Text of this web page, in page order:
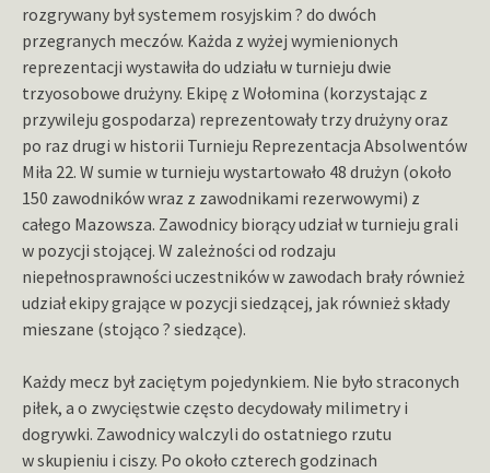
rozgrywany był systemem rosyjskim ? do dwóch
przegranych meczów. Każda z wyżej wymienionych
reprezentacji wystawiła do udziału w turnieju dwie
trzyosobowe drużyny. Ekipę z Wołomina (korzystając z
przywileju gospodarza) reprezentowały trzy drużyny oraz
po raz drugi w historii Turnieju Reprezentacja Absolwentów
Miła 22. W sumie w turnieju wystartowało 48 drużyn (około
150 zawodników wraz z zawodnikami rezerwowymi) z
całego Mazowsza. Zawodnicy biorący udział w turnieju grali
w pozycji stojącej. W zależności od rodzaju
niepełnosprawności uczestników w zawodach brały również
udział ekipy grające w pozycji siedzącej, jak również składy
mieszane (stojąco ? siedzące).
Każdy mecz był zaciętym pojedynkiem. Nie było straconych
piłek, a o zwycięstwie często decydowały milimetry i
dogrywki. Zawodnicy walczyli do ostatniego rzutu
w skupieniu i ciszy. Po około czterech godzinach